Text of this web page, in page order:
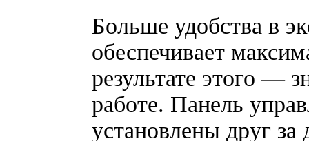
Больше удобства в
обеспечивает
результате этого —
работе. Панель
установлены друг